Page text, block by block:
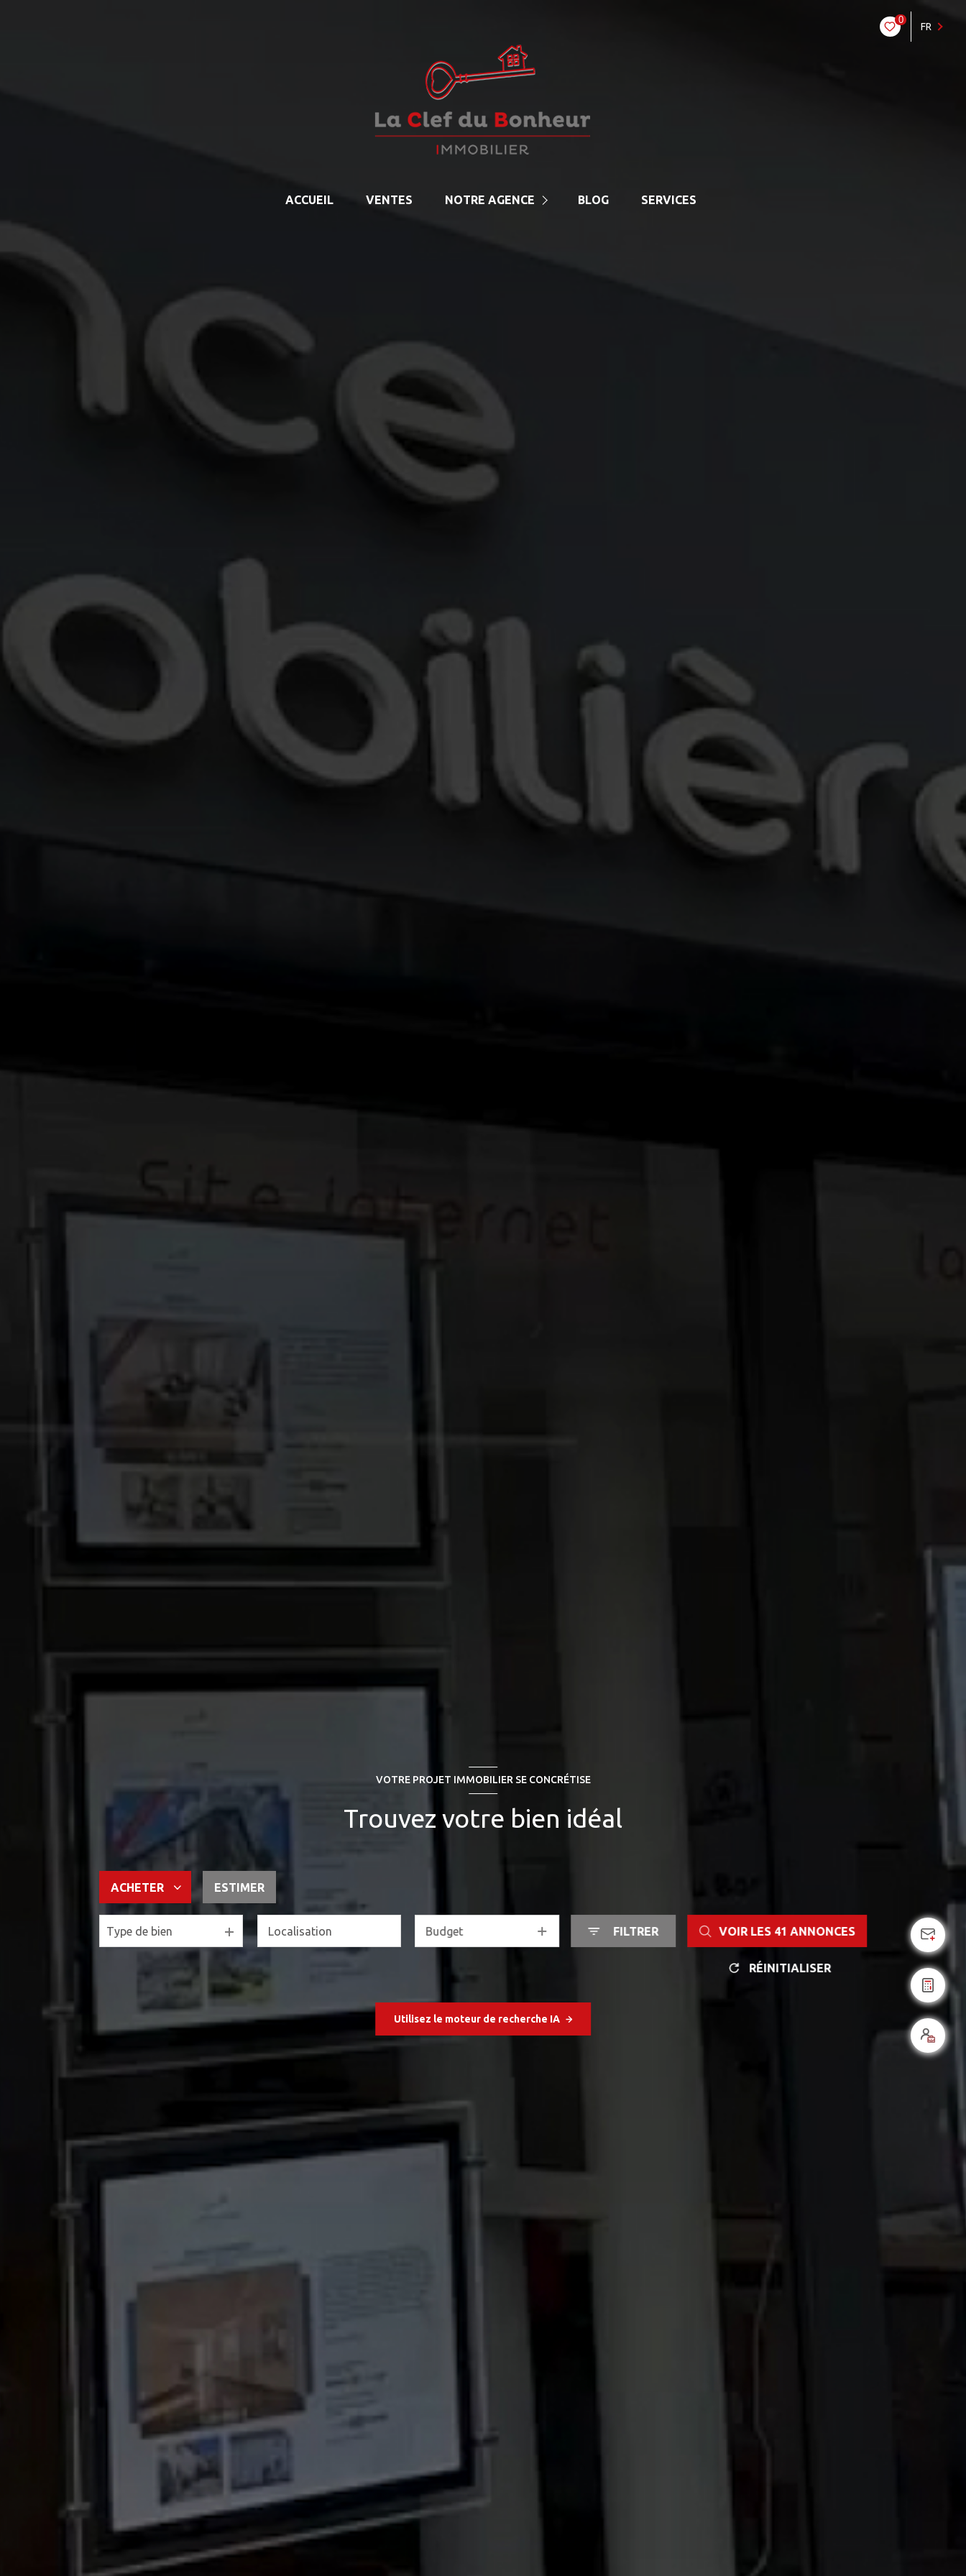
0
FR
ACCUEIL VENTES NOTRE AGENCE BLOG SERVICES
VOTRE PROJET IMMOBILIER SE CONCRÉTISE
Trouvez votre bien idéal
ACHETER
De l'ancien
ESTIMER
Type de bien Budget FILTRER VOIR LES 41 ANNONCES
RÉINITIALISER
Utilisez le moteur de recherche IA